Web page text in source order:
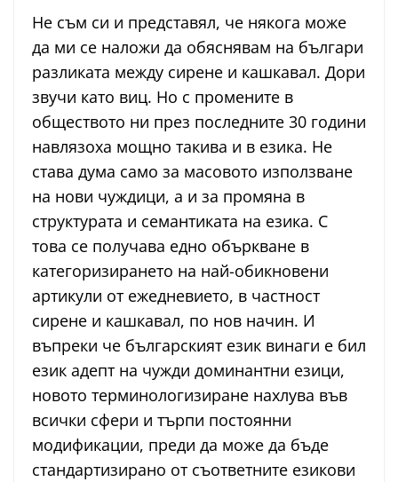
Не съм си и представял, че някога може
да ми се наложи да обяснявам на българи
разликата между сирене и кашкавал. Дори
звучи като виц. Но с промените в
обществото ни през последните 30 години
навлязоха мощно такива и в езика. Не
става дума само за масовото използване
на нови чуждици, а и за промяна в
структурата и семантиката на езика. С
това се получава едно объркване в
категоризирането на най-обикновени
артикули от ежедневието, в частност
сирене и кашкавал, по нов начин. И
въпреки че българският език винаги е бил
език адепт на чужди доминантни езици,
новото терминологизиране нахлува във
всички сфери и търпи постоянни
модификации, преди да може да бъде
стандартизирано от съответните езикови